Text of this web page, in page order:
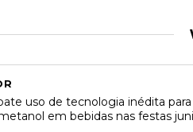
uso de tecnologia inédita para
em bebidas nas festas